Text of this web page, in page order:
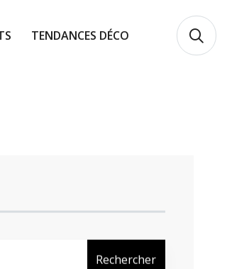
TENDANCES DÉCO
Rechercher